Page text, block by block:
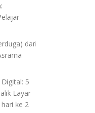
dari
5
Layar
ke 2